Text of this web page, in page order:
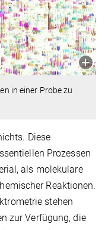
in einer Probe zu
Diese
Prozessen
als molekulare
Reaktionen.
stehen
zur Verfügung, die